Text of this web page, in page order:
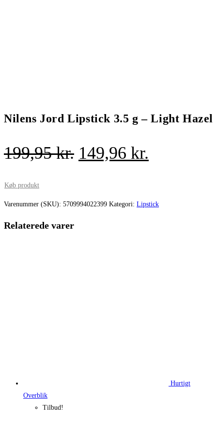
Nilens Jord Lipstick 3.5 g – Light Hazel
199,95kr. Den
var:
149,96 kr.
er:
Køb produkt
Varenummer (SKU): 5709994022399 Kategori: Lipstick
Relaterede varer
Hurtigt
Overblik
Tilbud!